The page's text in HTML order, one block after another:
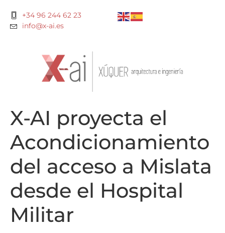
+34 96 244 62 23
info@x-ai.es
X-AI proyecta el
Acondicionamiento
del acceso a Mislata
desde el Hospital
Militar